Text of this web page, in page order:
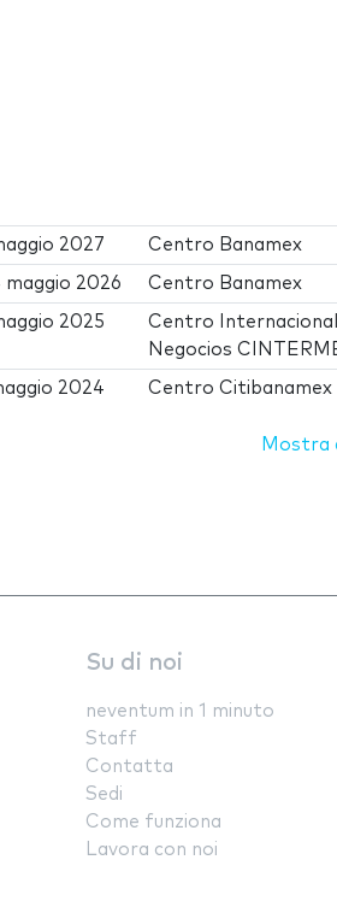
2027 Centro Banamex
maggio 2026 Centro Banamex
2025
Centro
Negocios
2024 Centro Citibanamex
Mostra
Su di noi
neventum in 1 minuto
Staff
Contatta
Sedi
Come funziona
Lavora con noi